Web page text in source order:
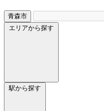
青森市
エリアから探す
駅から探す